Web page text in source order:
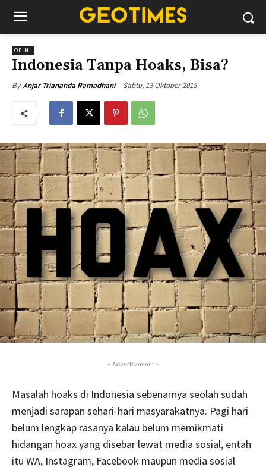
OPINI
Indonesia Tanpa Hoaks, Bisa?
By Anjar Triananda Ramadhani Sabtu, 13 Oktober 2018
- Advertisement -
Masalah hoaks di Indonesia sebenarnya seolah sudah
menjadi sarapan sehari-hari masyarakatnya. Pagi hari
belum lengkap rasanya kalau belum memikmati
hidangan hoax yang disebar lewat media sosial, entah
itu WA, Instagram, Facebook maupun media sosial